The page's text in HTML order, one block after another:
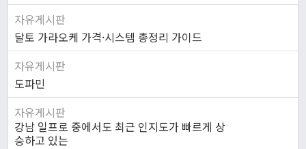
자유게시판
달토 가라오케 가격·시스템 총정리 가이드
자유게시판
도파민
자유게시판
강남 일프로 중에서도 최근 인지도가 빠르게 상
승하고 있는